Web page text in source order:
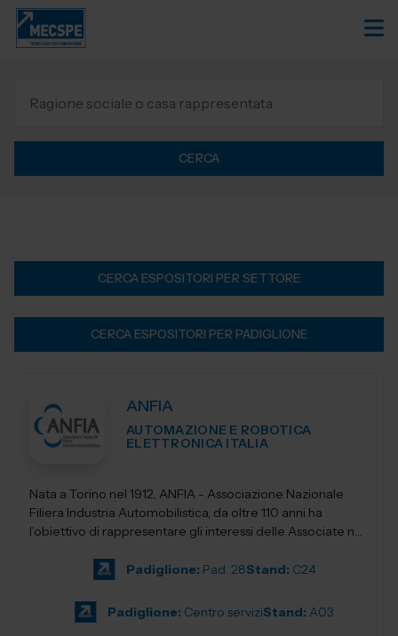
CERCA
CERCA ESPOSITORI PER SETTORE
CERCA ESPOSITORI PER PADIGLIONE
ANFIA
AUTOMAZIONE E ROBOTICA
ELETTRONICA ITALIA
Nata a Torino nel 1912, ANFIA - Associazione Nazionale
Filiera Industria Automobilistica, da oltre 110 anni ha
l’obiettivo di rappresentare gli interessi delle Associate nei
Padiglione: Pad. 28Stand: C24
Padiglione: Centro serviziStand: A03